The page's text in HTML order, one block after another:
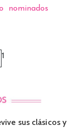
nominados
1
sus clásicos y